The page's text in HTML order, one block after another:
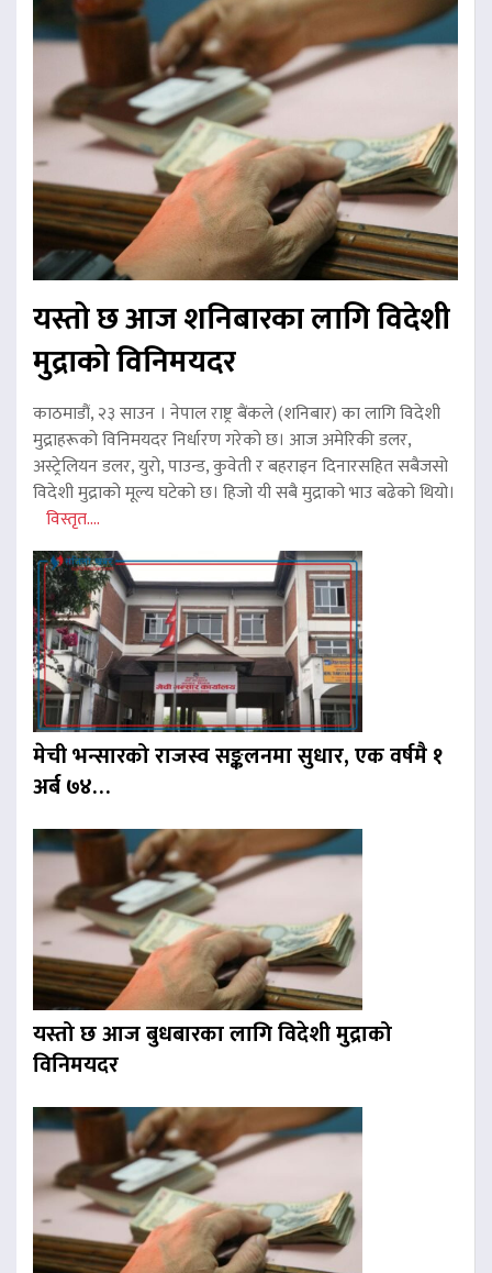
यस्तो छ आज शनिबारका लागि विदेशी
मुद्राको विनिमयदर
काठमाडौं, २३ साउन । नेपाल राष्ट्र बैंकले (शनिबार) का लागि विदेशी
मुद्राहरूको विनिमयदर निर्धारण गरेको छ। आज अमेरिकी डलर,
अस्ट्रेलियन डलर, युरो, पाउन्ड, कुवेती र बहराइन दिनारसहित सबैजसो
विदेशी मुद्राको मूल्य घटेको छ। हिजो यी सबै मुद्राको भाउ बढेको थियो।
विस्तृत....
मेची भन्सारको राजस्व सङ्कलनमा सुधार, एक वर्षमै १
अर्ब ७४…
यस्तो छ आज बुधबारका लागि विदेशी मुद्राको
विनिमयदर